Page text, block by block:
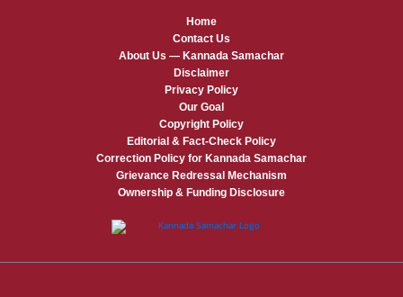
Home
Contact Us
About Us — Kannada Samachar
Disclaimer
Privacy Policy
Our Goal
Copyright Policy
Editorial & Fact-Check Policy
Correction Policy for Kannada Samachar
Grievance Redressal Mechanism
Ownership & Funding Disclosure